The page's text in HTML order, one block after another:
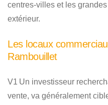
centres-villes et les
extérieur.
Les locaux
Rambouillet
V1 Un investisseur
vente, va généralement